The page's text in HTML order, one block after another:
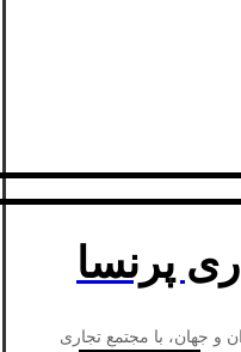
پرنسا
و جهان، با مجتمع تجاری